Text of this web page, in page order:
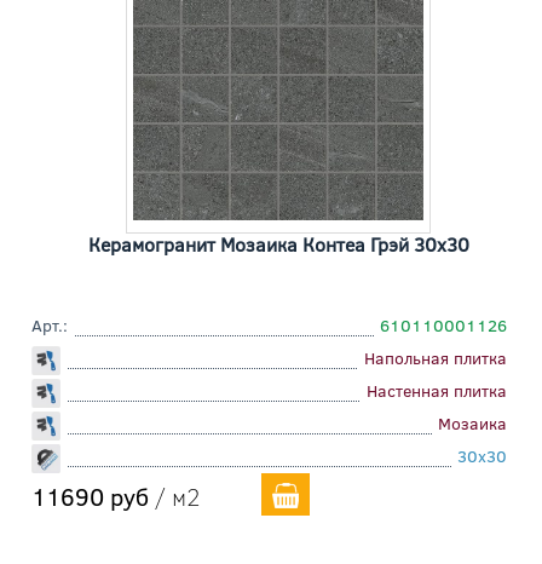
Керамогранит Мозаика Контеа Грэй 30x30
Арт.:
610110001126
Напольная плитка
Настенная плитка
Мозаика
30x30
11690 руб / м2